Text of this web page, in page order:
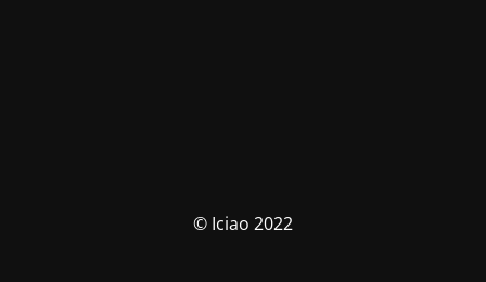
© Iciao 2022